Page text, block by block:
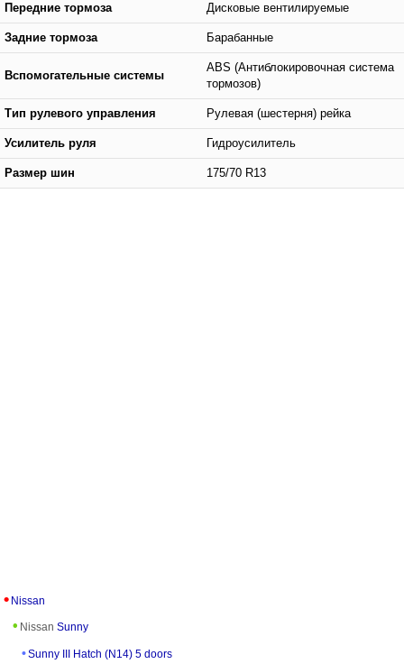
Передние тормоза Дисковые вентилируемые
Задние тормоза Барабанные
Вспомогательные системы
ABS (Антиблокировочная система
тормозов)
Тип рулевого управления Рулевая (шестерня) рейка
Усилитель руля Гидроусилитель
Размер шин 175/70 R13
Nissan
Nissan Sunny
Sunny III Hatch (N14) 5 doors